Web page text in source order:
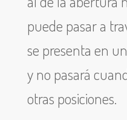
puede pasar a
se presenta en
y no pasará
otras posiciones.